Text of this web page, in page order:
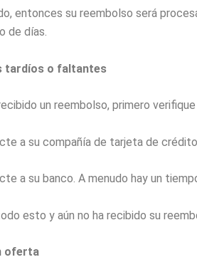
entonces su reembolso será
de días.
tardíos o faltantes
un reembolso, primero
a su compañía de tarjeta de
a su banco. A menudo hay un
esto y aún no ha recibido su
oferta